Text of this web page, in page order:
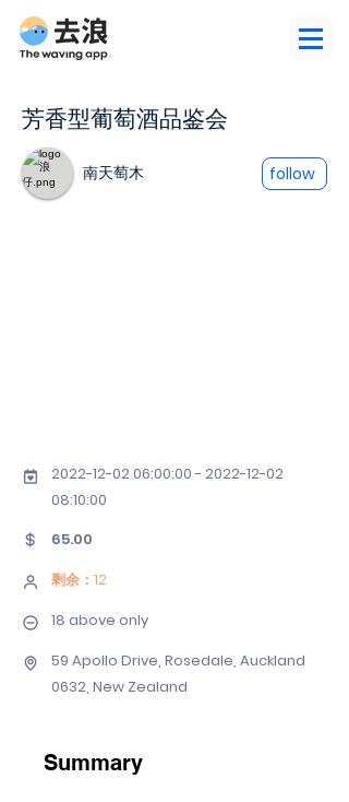
芳香型葡萄酒品鉴会
南天萄木 follow
2022-12-02 06:00:00 - 2022-12-02
08:10:00
65.00
剩余：12
18 above only
59 Apollo Drive, Rosedale, Auckland
0632, New Zealand
Summary